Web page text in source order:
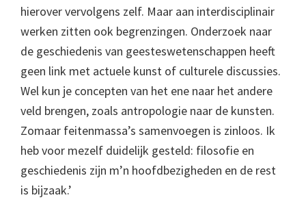
hierover vervolgens zelf. Maar aan interdisciplinair
werken zitten ook begrenzingen. Onderzoek naar
de geschiedenis van geesteswetenschappen heeft
geen link met actuele kunst of culturele discussies.
Wel kun je concepten van het ene naar het andere
veld brengen, zoals antropologie naar de kunsten.
Zomaar feitenmassa’s samenvoegen is zinloos. Ik
heb voor mezelf duidelijk gesteld: filosofie en
geschiedenis zijn m’n hoofdbezigheden en de rest
is bijzaak.’